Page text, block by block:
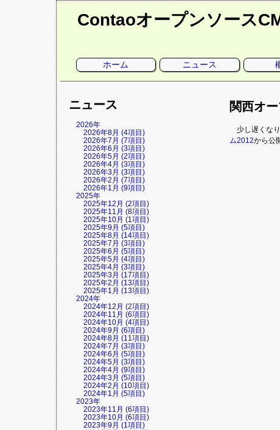
Contaoオープンソース
ー
ホーム ニュース
関西オ
少し遅くな
ム2012から公
ニュース
2026年
2026年8月 (4項目)
2026年7月 (7項目)
2026年6月 (3項目)
2026年5月 (2項目)
2026年4月 (3項目)
2026年3月 (3項目)
2026年2月 (7項目)
2026年1月 (9項目)
2025年
2025年12月 (2項目)
2025年11月 (8項目)
2025年10月 (1項目)
2025年9月 (5項目)
2025年8月 (14項目)
2025年7月 (3項目)
2025年6月 (5項目)
2025年5月 (4項目)
2025年4月 (3項目)
2025年3月 (17項目)
2025年2月 (13項目)
2025年1月 (13項目)
2024年
2024年12月 (2項目)
2024年11月 (6項目)
2024年10月 (4項目)
2024年9月 (6項目)
2024年8月 (11項目)
2024年7月 (3項目)
2024年6月 (5項目)
2024年5月 (3項目)
2024年4月 (9項目)
2024年3月 (5項目)
2024年2月 (10項目)
2024年1月 (5項目)
2023年
2023年11月 (6項目)
2023年10月 (6項目)
2023年9月 (1項目)